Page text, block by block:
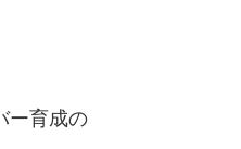
ー育成の